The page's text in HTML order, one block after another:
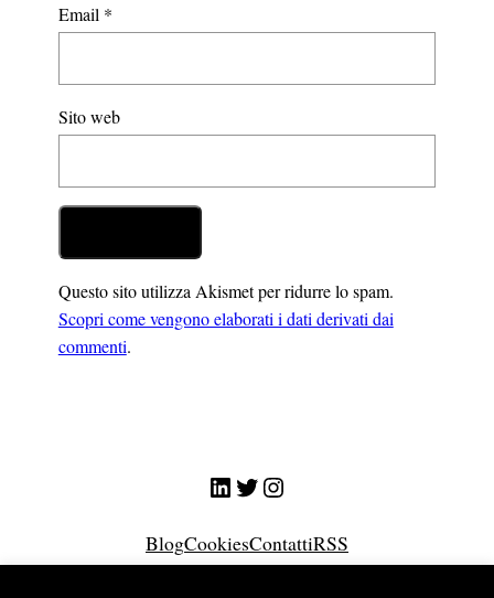
Email *
Sito web
Questo sito utilizza Akismet per ridurre lo spam.
Scopri come vengono elaborati i dati derivati dai
commenti.
LinkedIn
TwitterInstagram
BlogCookiesContattiRSS